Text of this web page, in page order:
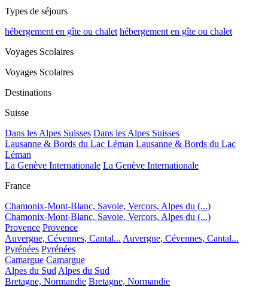
Types de séjours
hébergement en gîte ou chalet hébergement en gîte ou chalet
Voyages Scolaires
Voyages Scolaires
Destinations
Suisse
Dans les Alpes Suisses Dans les Alpes Suisses
Lausanne & Bords du Lac Léman Lausanne & Bords du Lac
Léman
La Genève Internationale La Genève Internationale
France
Chamonix-Mont-Blanc, Savoie, Vercors, Alpes du (...)
Chamonix-Mont-Blanc, Savoie, Vercors, Alpes du (...)
Provence Provence
Auvergne, Cévennes, Cantal... Auvergne, Cévennes, Cantal...
Pyrénées Pyrénées
Camargue Camargue
Alpes du Sud Alpes du Sud
Bretagne, Normandie Bretagne, Normandie